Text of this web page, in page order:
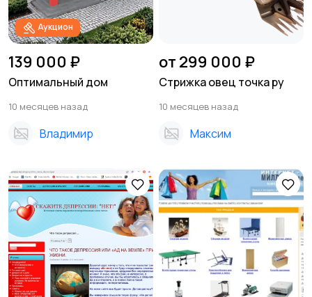
Аукцион
139 000 ₽
Оптимальный дом
10 месяцев назад
Владимир
от 299 000 ₽
Стрижка овец точка ру
10 месяцев назад
Максим